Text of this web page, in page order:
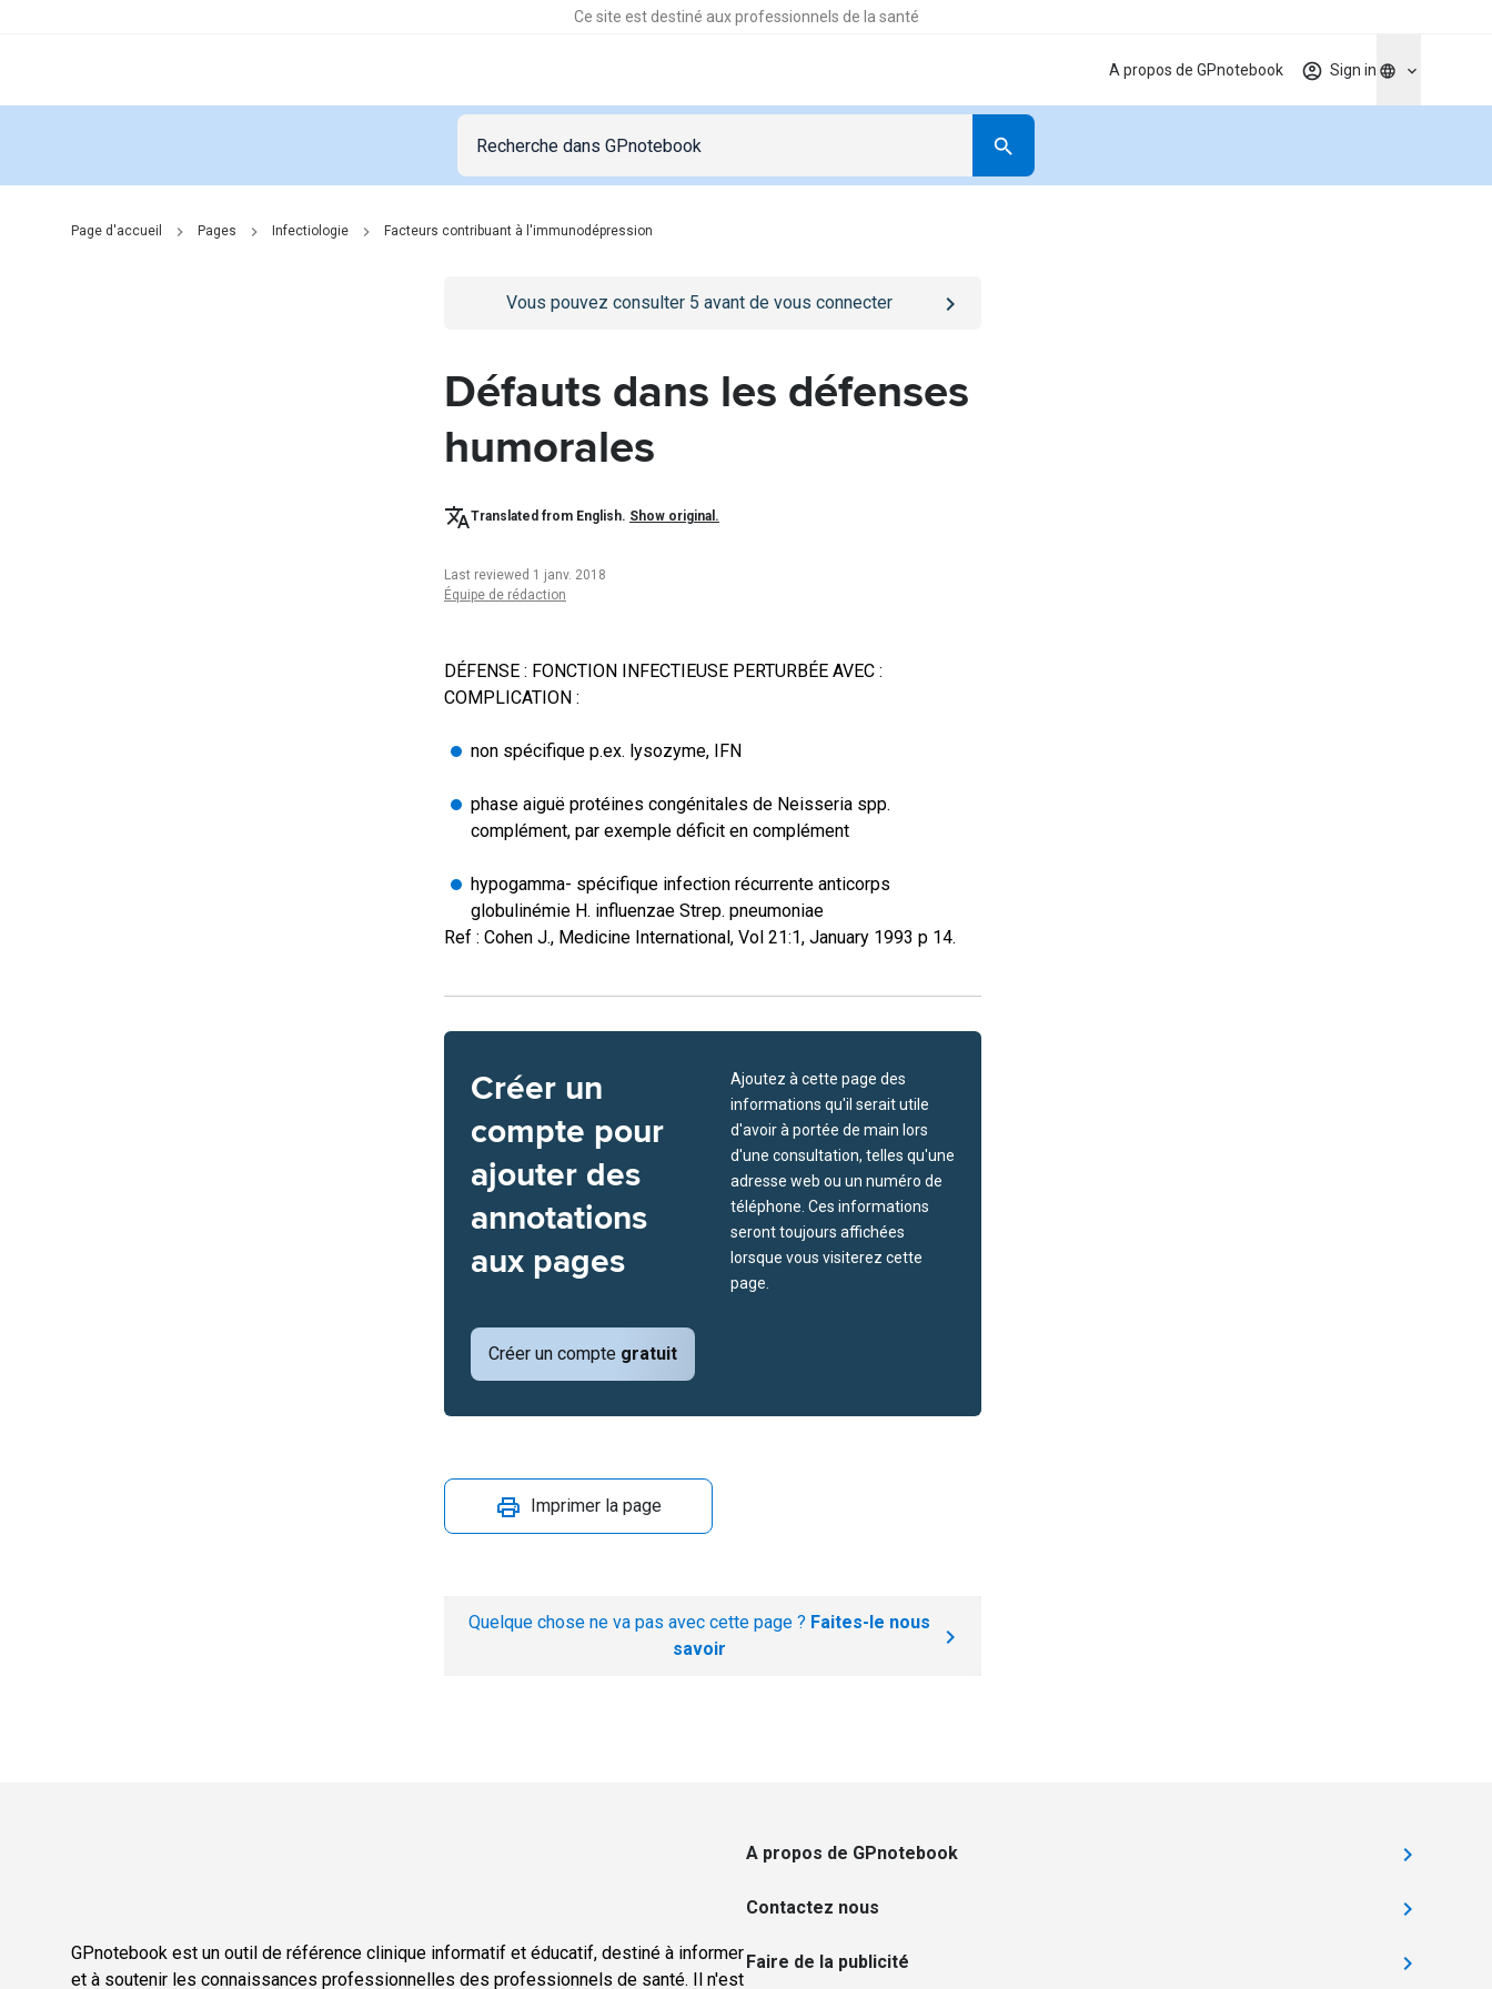
Ce site est destiné aux professionnels de la santé
A propos de GPnotebook Sign in
Page d'accueil Pages Infectiologie Facteurs contribuant à l'immunodépression
/se-connecterpage
Vous pouvez consulter 5 avant de vous connecter
Défauts dans les défenses
humorales
Translated from English. Show original.
Last reviewed 1 janv. 2018
Équipe de rédaction
DÉFENSE : FONCTION INFECTIEUSE PERTURBÉE AVEC :
COMPLICATION :
non spécifique p.ex. lysozyme, IFN
phase aiguë protéines congénitales de Neisseria spp.
complément, par exemple déficit en complément
hypogamma- spécifique infection récurrente anticorps
globulinémie H. influenzae Strep. pneumoniae
Ref : Cohen J., Medicine International, Vol 21:1, January 1993 p 14.
Créer un
compte pour
ajouter des
annotations
aux pages
Créer un compte gratuit
Ajoutez à cette page des
informations qu'il serait utile
d'avoir à portée de main lors
d'une consultation, telles qu'une
adresse web ou un numéro de
téléphone. Ces informations
seront toujours affichées
lorsque vous visiterez cette
page.
Imprimer la page
Quelque chose ne va pas avec cette page ? Faites-le nous
savoir
GPnotebook est un outil de référence clinique informatif et éducatif, destiné à informer
et à soutenir les connaissances professionnelles des professionnels de santé. Il n'est
A propos de GPnotebook
Contactez nous
Faire de la publicité